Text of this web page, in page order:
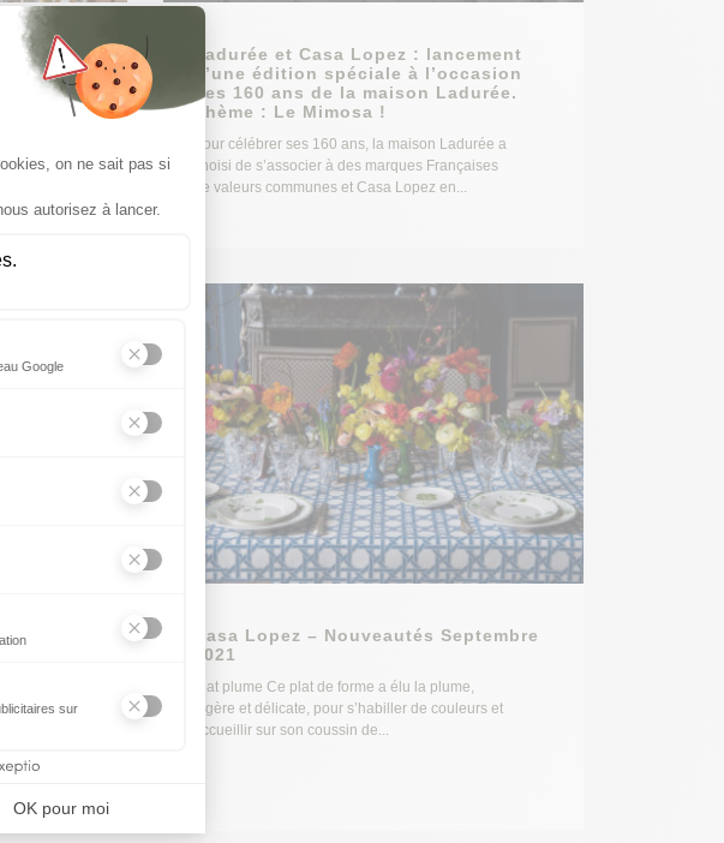
Casa
pays
Ladurée et Casa Lopez : lancement
d’une édition spéciale à l’occasion
des 160 ans de la maison Ladurée.
Thème : Le Mimosa !
Pour célébrer ses 160 ans, la maison Ladurée a
choisi de s’associer à des marques Françaises
de valeurs communes et Casa Lopez en...
qui a du
Casa Lopez – Nouveautés Septembre
2021
Plat plume Ce plat de forme a élu la plume,
légère et délicate, pour s’habiller de couleurs et
accueillir sur son coussin de...